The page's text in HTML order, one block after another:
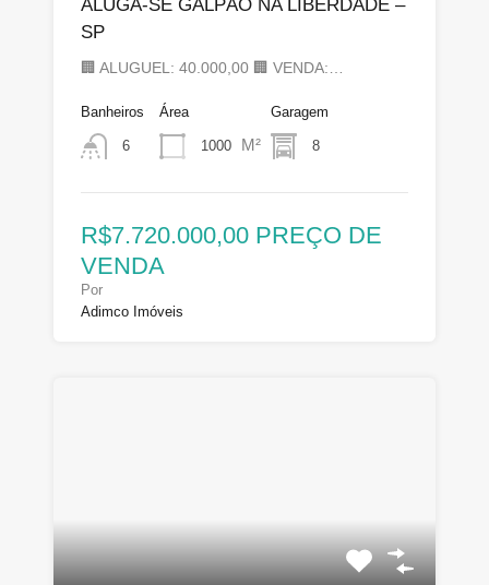
ALUGA-SE GALPÃO NA LIBERDADE –
SP
🏢 ALUGUEL: 40.000,00 🏢 VENDA:…
Banheiros
6
Área
1000 M²
Garagem
8
R$7.720.000,00 PREÇO DE
VENDA
Por
Adimco Imóveis